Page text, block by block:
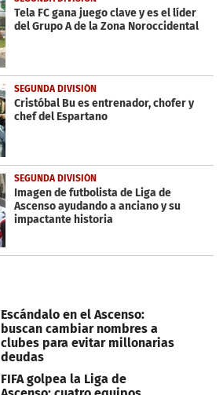
Tela FC gana juego clave y es el líder
del Grupo A de la Zona Noroccidental
SEGUNDA DIVISIÓN
Cristóbal Bu es entrenador, chofer y
chef del Espartano
SEGUNDA DIVISIÓN
Imagen de futbolista de Liga de
Ascenso ayudando a anciano y su
impactante historia
Escándalo en el Ascenso:
buscan cambiar nombres a
clubes para evitar millonarias
deudas
FIFA golpea la Liga de